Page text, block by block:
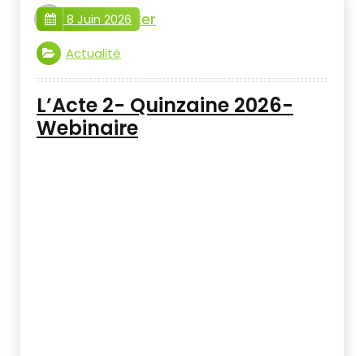
webmaster
8 Juin 2026
Actualité
L’Acte 2- Quinzaine 2026-
Webinaire